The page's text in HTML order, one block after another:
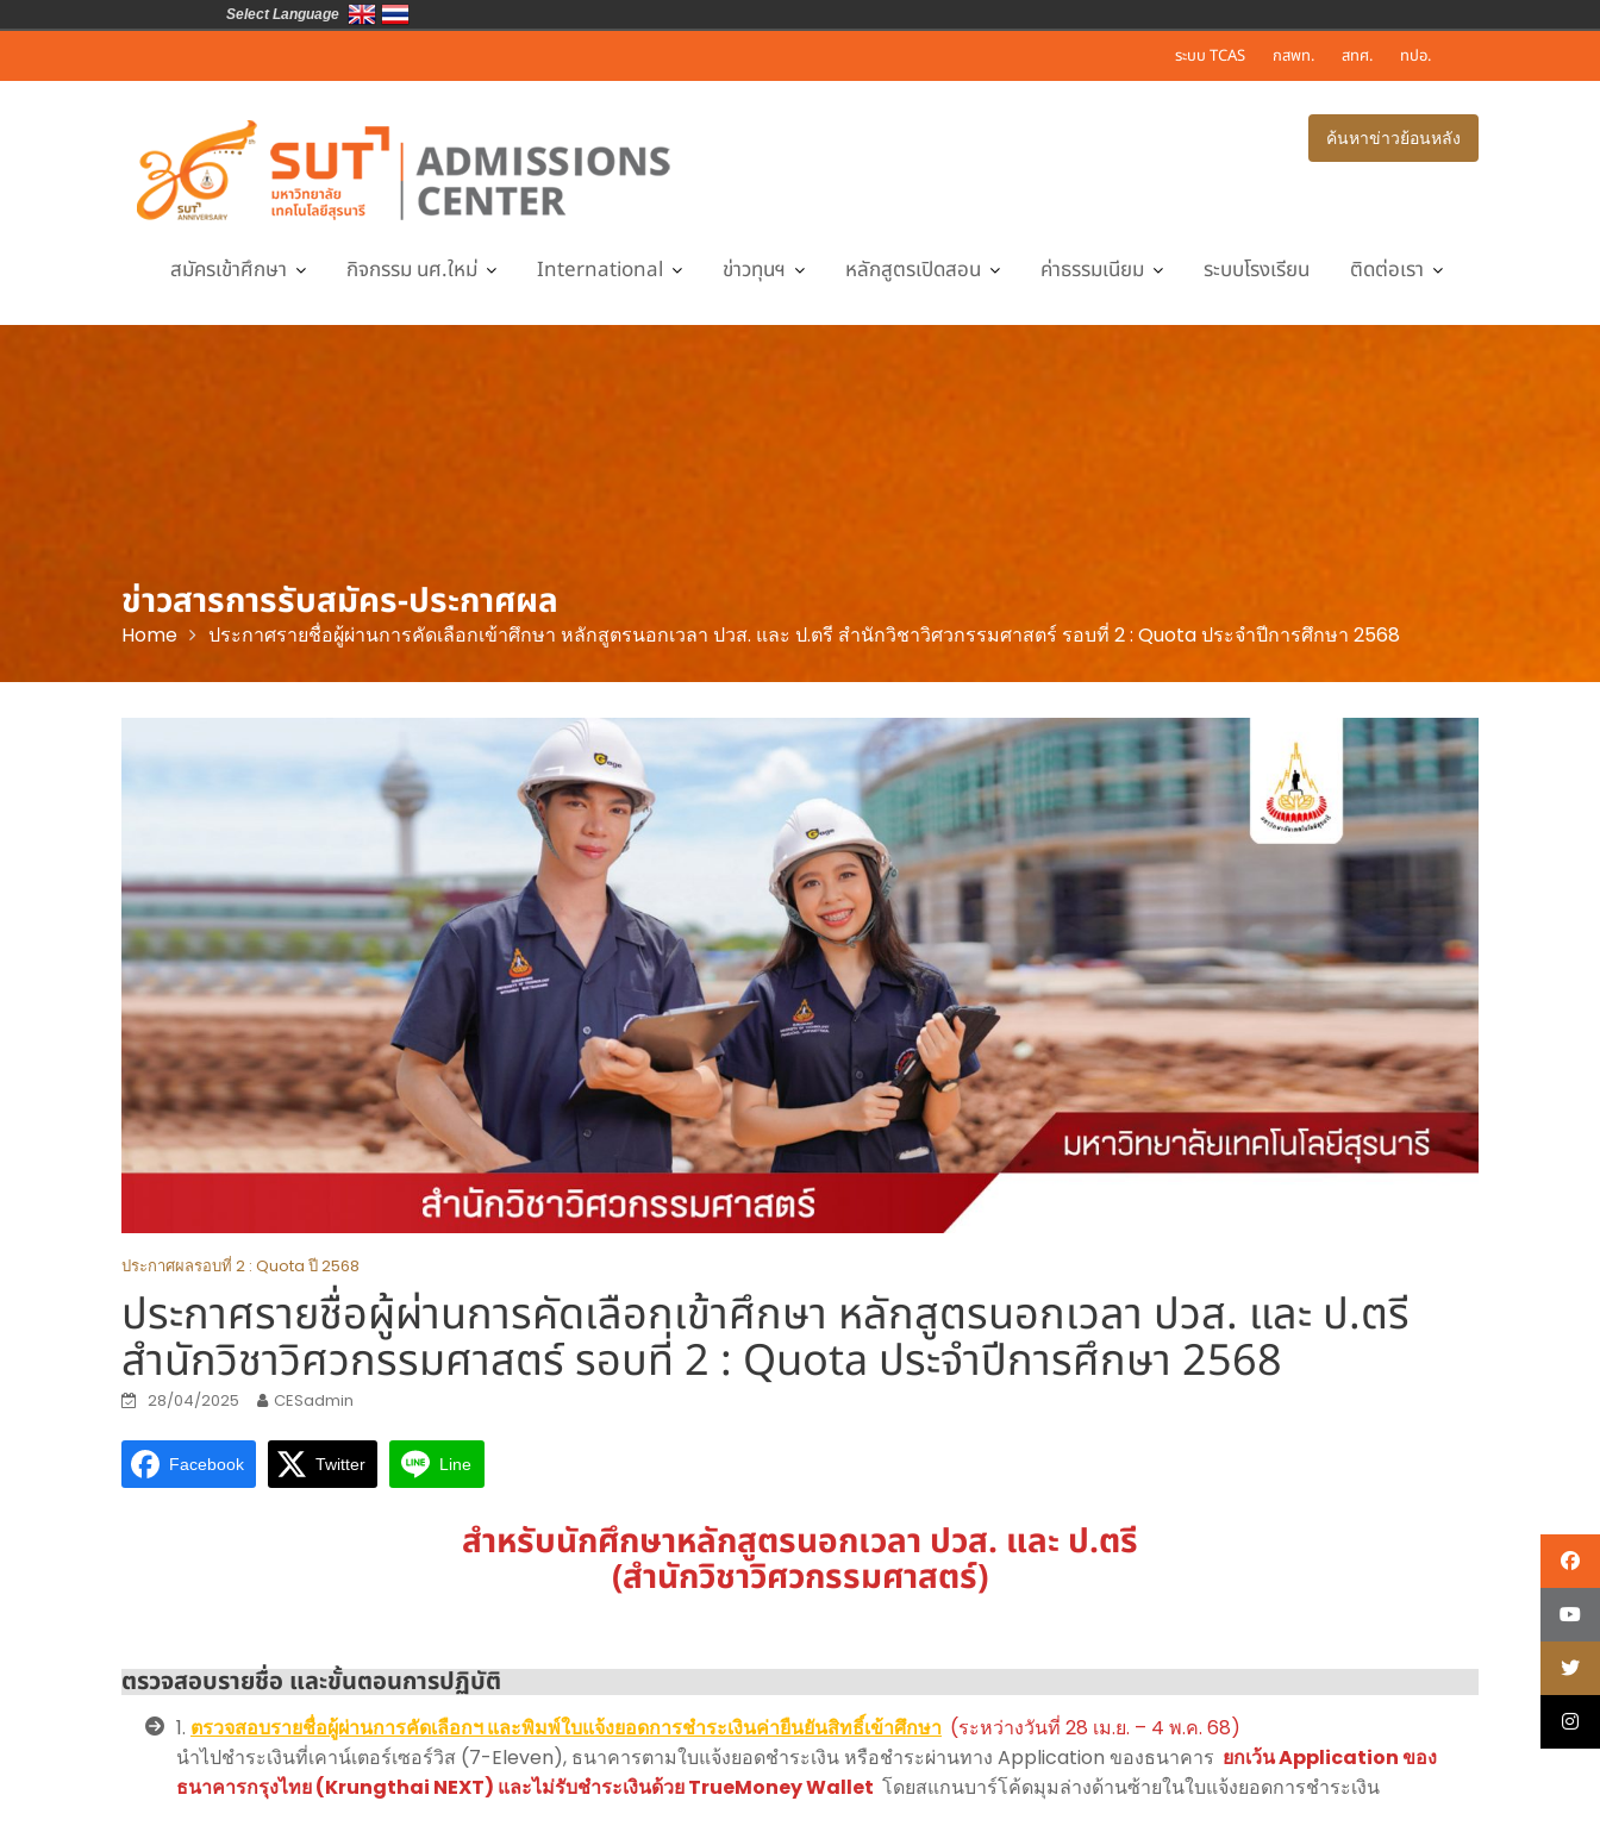
ระบบ TCAS กสพท. สทศ. ทปอ.
ค้นหาข่าวย้อนหลัง
สมัครเข้าศึกษา กิจกรรม นศ.ใหม่ International ข่าวทุนฯ หลักสูตรเปิดสอน ค่าธรรมเนียม ระบบโรงเรียน ติดต่อเรา
ข่าวสารการรับสมัคร-ประกาศผล
Home ประกาศรายชื่อผู้ผ่านการคัดเลือกเข้าศึกษา หลักสูตรนอกเวลา ปวส. และ ป.ตรี สำนักวิชาวิศวกรรมศาสตร์ รอบที่ 2 : Quota ประจำปีการศึกษา 2568
ประกาศผลรอบที่ 2 : Quota ปี 2568
ประกาศรายชื่อผู้ผ่านการคัดเลือกเข้าศึกษา หลักสูตรนอกเวลา ปวส. และ ป.ตรี
สำนักวิชาวิศวกรรมศาสตร์ รอบที่ 2 : Quota ประจำปีการศึกษา 2568
28/04/2025 CESadmin
Facebook Twitter Line
สำหรับนักศึกษาหลักสูตรนอกเวลา ปวส. และ ป.ตรี
(สำนักวิชาวิศวกรรมศาสตร์)
ตรวจสอบรายชื่อ และขั้นตอนการปฏิบัติ
1. ตรวจสอบรายชื่อผู้ผ่านการคัดเลือกฯ และพิมพ์ใบแจ้งยอดการชำระเงินค่ายืนยันสิทธิ์เข้าศึกษา (ระหว่างวันที่ 28 เม.ย. – 4 พ.ค. 68)
นำไปชำระเงินที่เคาน์เตอร์เซอร์วิส (7-Eleven), ธนาคารตามใบแจ้งยอดชำระเงิน หรือชำระผ่านทาง Application ของธนาคาร ยกเว้น Application ของ
ธนาคารกรุงไทย (Krungthai NEXT) และไม่รับชำระเงินด้วย TrueMoney Wallet โดยสแกนบาร์โค้ดมุมล่างด้านซ้ายในใบแจ้งยอดการชำระเงิน
Select Language